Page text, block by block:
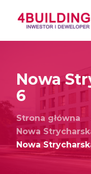
Nowa
6
Strona główna
Nowa
Nowa